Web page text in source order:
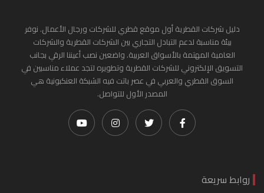
دليل شركات القطرية أول موقع قطري للشركات ورجال الأعمال. نوفر
بيئة مناسبة لدعم التبادل التجاري بين الشركات القطرية والشركات
العامية المهتمة بالأسواق العربية. واضعين نصب أعيننا الرقي بجانب
التسويق الإلكتروني للشركات القطرية وتطويره لتجد عملاء مناسبين في
السوق القطري والعربي في عصر باتت فيه الشبكة العنكبونية هي
المصدر الأول للتواصل.
روابط سريعة